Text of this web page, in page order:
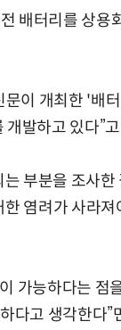
배터리를 상용
이 개최한 '배
발하고 있다”
부분을 조사한
염려가 사라
가능하다는 점
다고 생각한다”